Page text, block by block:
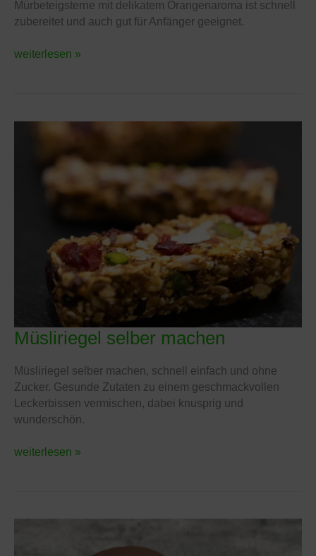
Mürbeteigsterne mit delikatem Orangenaroma ist schnell
zubereitet und auch gut für Anfänger geeignet.
weiterlesen »
Müsliriegel selber machen
Müsliriegel selber machen, schnell einfach und ohne
Zucker. Gesunde Zutaten zu einem geschmackvollen
Leckerbissen vermischen, dabei knusprig und
wunderschön.
Müsliriegel
machen
weiterlesen »